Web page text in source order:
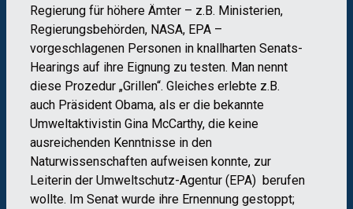
Regierung für höhere Ämter – z.B. Ministerien,
Regierungsbehörden, NASA, EPA –
vorgeschlagenen Personen in knallharten Senats-
Hearings auf ihre Eignung zu testen. Man nennt
diese Prozedur „Grillen“. Gleiches erlebte z.B.
auch Präsident Obama, als er die bekannte
Umweltaktivistin Gina McCarthy, die keine
ausreichenden Kenntnisse in den
Naturwissenschaften aufweisen konnte, zur
Leiterin der Umweltschutz-Agentur (EPA) berufen
wollte. Im Senat wurde ihre Ernennung gestoppt;